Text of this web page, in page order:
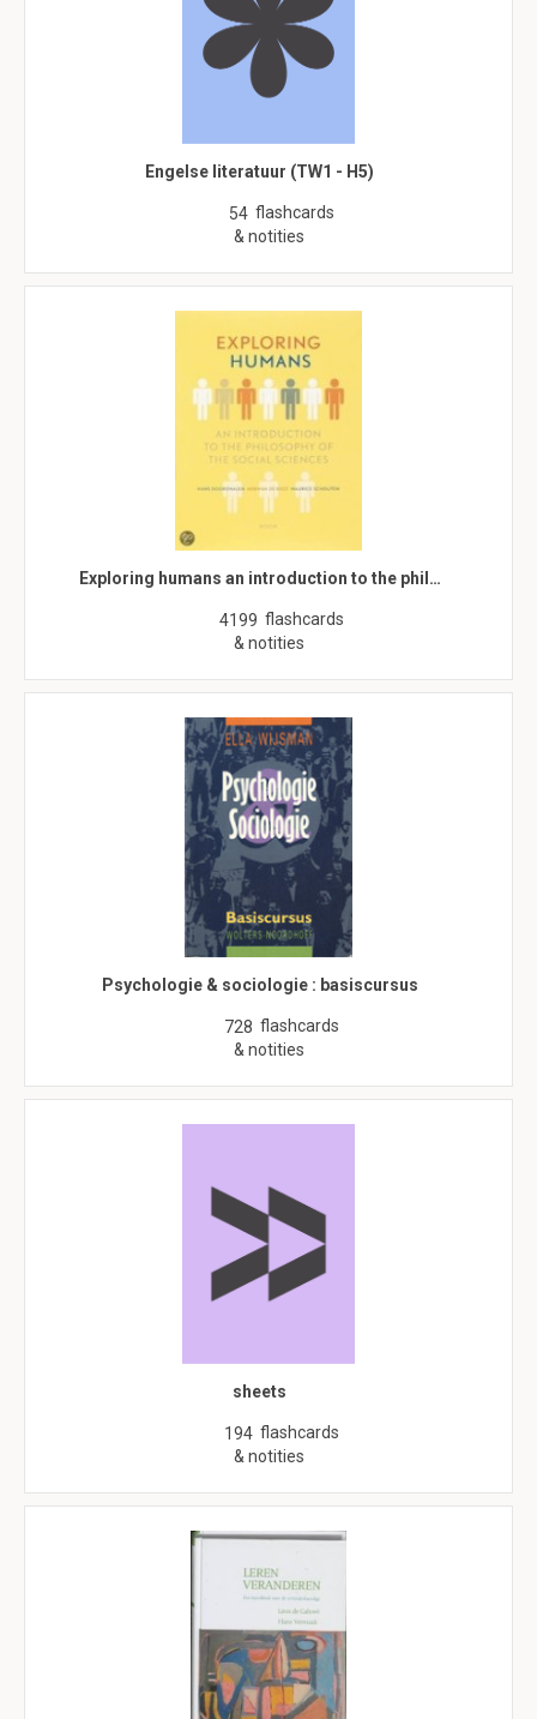
Engelse literatuur (TW1 - H5)
54 flashcards
& notities
Exploring humans an introduction to the phil…
4199 flashcards
& notities
Psychologie & sociologie : basiscursus
728 flashcards
& notities
sheets
194 flashcards
& notities